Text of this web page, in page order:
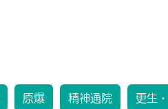
原爆 精神通院 更生